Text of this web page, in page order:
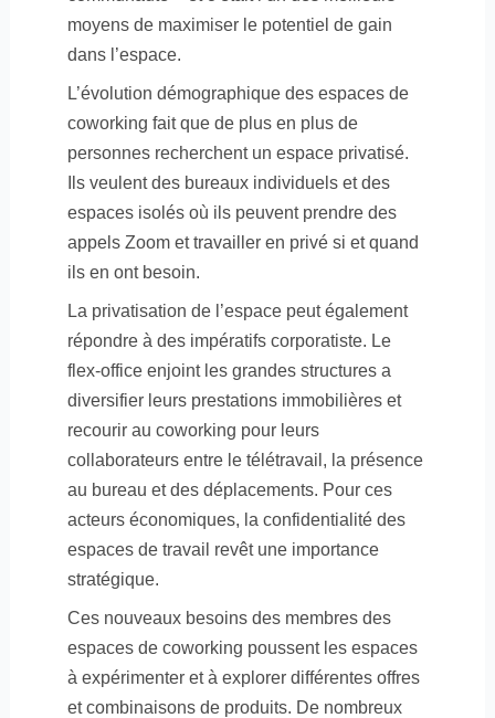
moyens de maximiser le potentiel de gain
dans l’espace.
L’évolution démographique des espaces de
coworking fait que de plus en plus de
personnes recherchent un espace privatisé.
Ils veulent des bureaux individuels et des
espaces isolés où ils peuvent prendre des
appels Zoom et travailler en privé si et quand
ils en ont besoin.
La privatisation de l’espace peut également
répondre à des impératifs corporatiste. Le
flex-office enjoint les grandes structures a
diversifier leurs prestations immobilières et
recourir au coworking pour leurs
collaborateurs entre le télétravail, la présence
au bureau et des déplacements. Pour ces
acteurs économiques, la confidentialité des
espaces de travail revêt une importance
stratégique.
Ces nouveaux besoins des membres des
espaces de coworking poussent les espaces
à expérimenter et à explorer différentes offres
et combinaisons de produits. De nombreux